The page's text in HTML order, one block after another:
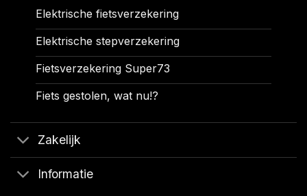
Elektrische fietsverzekering
Elektrische stepverzekering
Fietsverzekering Super73
Fiets gestolen, wat nu!?
Zakelijk
Informatie